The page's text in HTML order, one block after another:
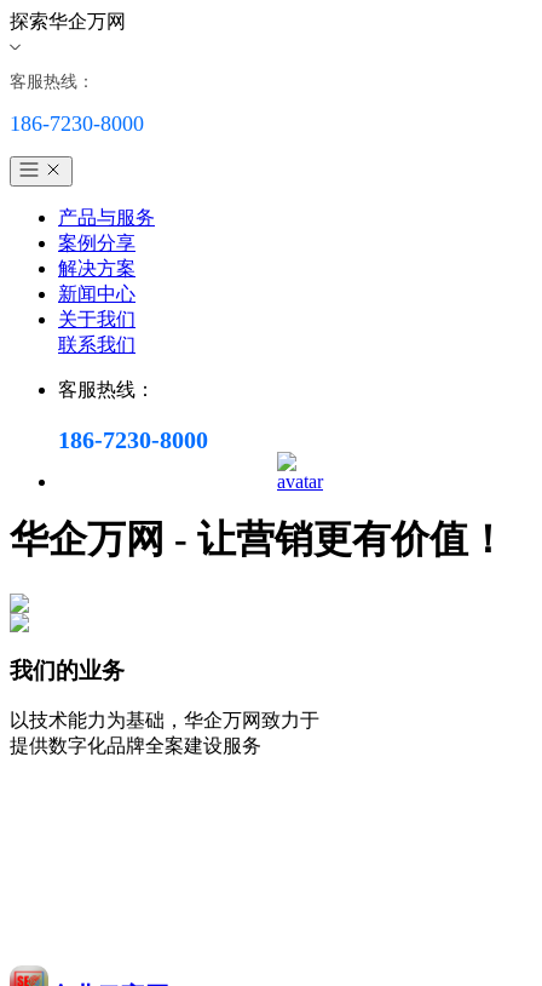
探索华企万网
客服热线：
186-7230-8000
产品与服务
案例分享
解决方案
新闻中心
关于我们
联系我们
客服热线：
186-7230-8000
华企万网 - 让营销更有价值！
我们的业务
以技术能力为基础，华企万网致力于
提供数字化品牌全案建设服务